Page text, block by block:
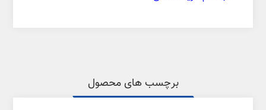
برچسب های محصول